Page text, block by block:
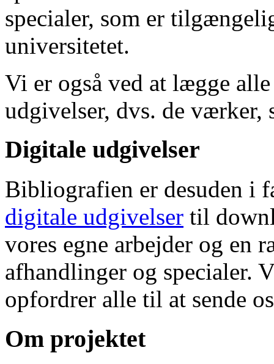
specialer, som er
universitetet.
Vi er også ved at lægge
udgivelser, dvs. de værker,
Digitale udgivelser
Bibliografien er desuden i
digitale udgivelser til
vores egne arbejder og en
afhandlinger og specialer.
opfordrer alle til at sende
Om projektet